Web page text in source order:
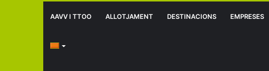
AAVV I TTOO ALLOTJAMENT DESTINACIONS EMPRESES